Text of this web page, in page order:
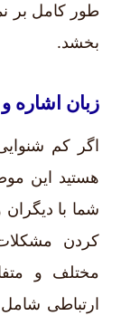
طور کامل بر
بخشد.
زبان اشاره
اگر کم
هستید این
شما با دیگران
کردن
مختلف و
ارتباطی